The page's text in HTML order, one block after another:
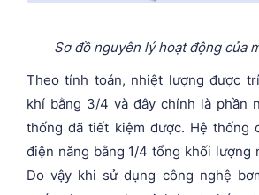
Sơ đồ nguyên lý hoạt động của
Theo tính toán, nhiệt lượng được
khí bằng 3/4 và đây chính là phần
thống đã tiết kiệm được. Hệ thống
điện năng bằng 1/4 tổng khối lượng
Do vậy khi sử dụng công nghệ